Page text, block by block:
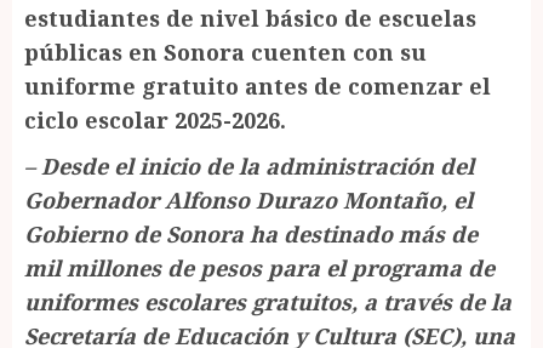
estudiantes de nivel básico de escuelas
públicas en Sonora cuenten con su
uniforme gratuito antes de comenzar el
ciclo escolar 2025-2026.
– Desde el inicio de la administración del
Gobernador Alfonso Durazo Montaño, el
Gobierno de Sonora ha destinado más de
mil millones de pesos para el programa de
uniformes escolares gratuitos, a través de la
Secretaría de Educación y Cultura (SEC), una